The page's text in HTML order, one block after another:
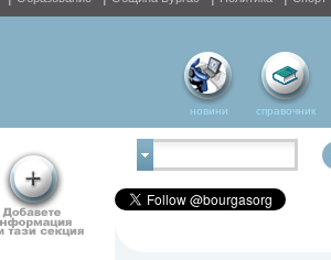
новини справочник